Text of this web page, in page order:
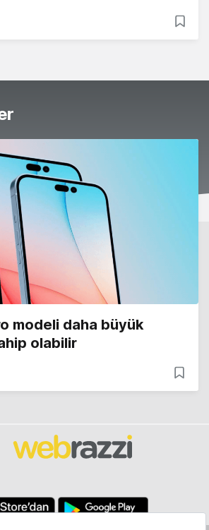
modeli daha büyük
olabilir